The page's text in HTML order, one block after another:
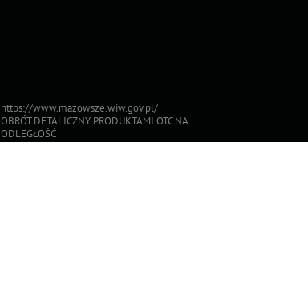
https://www.mazowsze.wiw.gov.pl/
OBRÓT DETALICZNY PRODUKTAMI OTC NA
ODLEGŁOŚĆ